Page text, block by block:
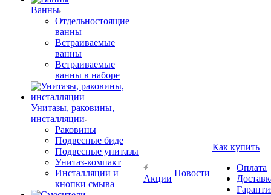
Ванны
Отдельностоящие
ванны
Встраиваемые
ванны
Встраиваемые
ванны в наборе
Унитазы, раковины,
инсталляции
Раковины
Подвесные биде
Подвесные унитазы
Унитаз-компакт
Инсталляции и
кнопки смыва
Акции
Новости
Как купить
Оплата